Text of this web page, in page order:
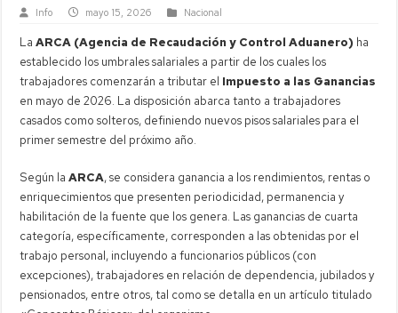
Info mayo 15, 2026 Nacional
LaARCA (Agencia de Recaudación y Control Aduanero) ha
establecido los umbrales salariales a partir de los cuales los
trabajadores comenzarán a tributar el Impuesto a las Ganancias
en mayo de 2026. La disposición abarca tanto a trabajadores
casados como solteros, definiendo nuevos pisos salariales para el
primer semestre del próximo año.
Según laARCA, se considera ganancia a los rendimientos, rentas o
enriquecimientos que presenten periodicidad, permanencia y
habilitación de la fuente que los genera. Las ganancias de cuarta
categoría, específicamente, corresponden a las obtenidas por el
trabajo personal, incluyendo a funcionarios públicos (con
excepciones), trabajadores en relación de dependencia, jubilados y
pensionados, entre otros, tal como se detalla en un artículo titulado